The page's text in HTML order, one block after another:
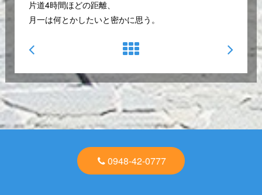
片道4時間ほどの距離、
月一は何とかしたいと密かに思う。
0948-42-0777